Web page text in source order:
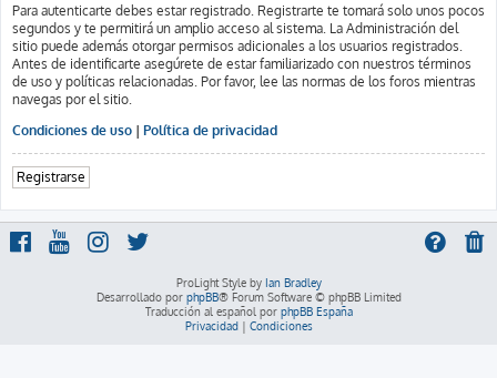
Para autenticarte debes estar registrado. Registrarte te tomará solo unos pocos
segundos y te permitirá un amplio acceso al sistema. La Administración del
sitio puede además otorgar permisos adicionales a los usuarios registrados.
Antes de identificarte asegúrete de estar familiarizado con nuestros términos
de uso y políticas relacionadas. Por favor, lee las normas de los foros mientras
navegas por el sitio.
Condiciones de uso | Política de privacidad
Registrarse
ProLight Style by Ian Bradley
Desarrollado por phpBB® Forum Software © phpBB Limited
Traducción al español por phpBB España
Privacidad| Condiciones